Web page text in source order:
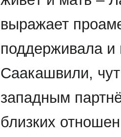
выражает
поддерживала
Саакашвили,
западным
близких